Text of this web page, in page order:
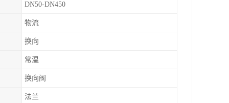
DN50-DN450
物流
换向
常温
换向阀
法兰